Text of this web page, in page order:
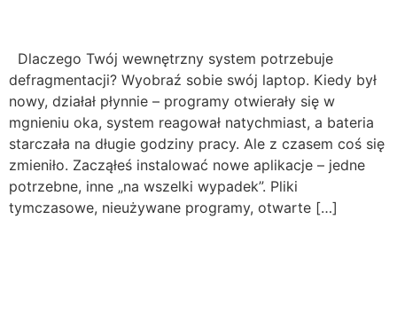
Dlaczego Twój wewnętrzny system potrzebuje
defragmentacji? Wyobraź sobie swój laptop. Kiedy był
nowy, działał płynnie – programy otwierały się w
mgnieniu oka, system reagował natychmiast, a bateria
starczała na długie godziny pracy. Ale z czasem coś się
zmieniło. Zacząłeś instalować nowe aplikacje – jedne
potrzebne, inne „na wszelki wypadek”. Pliki
tymczasowe, nieużywane programy, otwarte […]